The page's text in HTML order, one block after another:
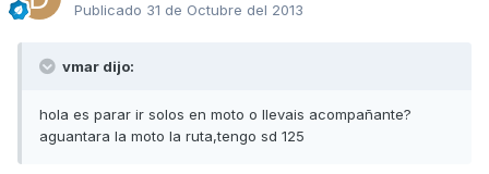
Publicado 31 de Octubre del 2013
vmar dijo:
hola es parar ir solos en moto o llevais acompañante?
aguantara la moto la ruta,tengo sd 125